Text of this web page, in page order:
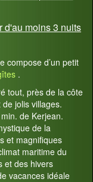
d'au moins 3 nuits
compose d’un petit
.
tout, près de la côte
jolis villages.
de Kerjean.
de la
et magnifiques
maritime du
et des hivers
vacances idéale